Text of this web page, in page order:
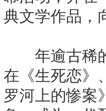
典文学作品，
年逾古稀的
在《生死恋》
罗河上的惨案